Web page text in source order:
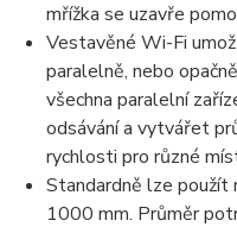
mřížka se uzavře
Vestavěné Wi-Fi
paralelně, nebo
všechna paralelní
odsávání a vytvářet
rychlosti pro různé
Standardně lze použít
1000 mm. Průměr